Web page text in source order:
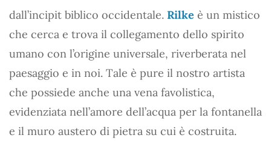
dall’incipit biblico occidentale. Rilke è un mistico
che cerca e trova il collegamento dello spirito
umano con l’origine universale, riverberata nel
paesaggio e in noi. Tale è pure il nostro artista
che possiede anche una vena favolistica,
evidenziata nell’amore dell’acqua per la fontanella
e il muro austero di pietra su cui è costruita.